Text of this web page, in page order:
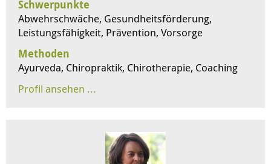
Schwerpunkte
Abwehrschwäche, Gesundheitsförderung,
Leistungsfähigkeit, Prävention, Vorsorge
Methoden
Ayurveda, Chiropraktik, Chirotherapie, Coaching